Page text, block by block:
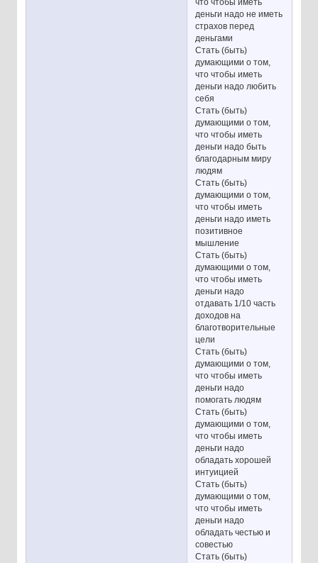
что чтобы иметь
деньги надо не иметь
страхов перед
деньгами
Стать (быть)
думающими о том,
что чтобы иметь
деньги надо любить
себя
Стать (быть)
думающими о том,
что чтобы иметь
деньги надо быть
благодарным миру
людям
Стать (быть)
думающими о том,
что чтобы иметь
деньги надо иметь
позитивное
мышление
Стать (быть)
думающими о том,
что чтобы иметь
деньги надо
отдавать 1/10 часть
доходов на
благотворительные
цели
Стать (быть)
думающими о том,
что чтобы иметь
деньги надо
помогать людям
Стать (быть)
думающими о том,
что чтобы иметь
деньги надо
обладать хорошей
интуицией
Стать (быть)
думающими о том,
что чтобы иметь
деньги надо
обладать честью и
совестью
Стать (быть)